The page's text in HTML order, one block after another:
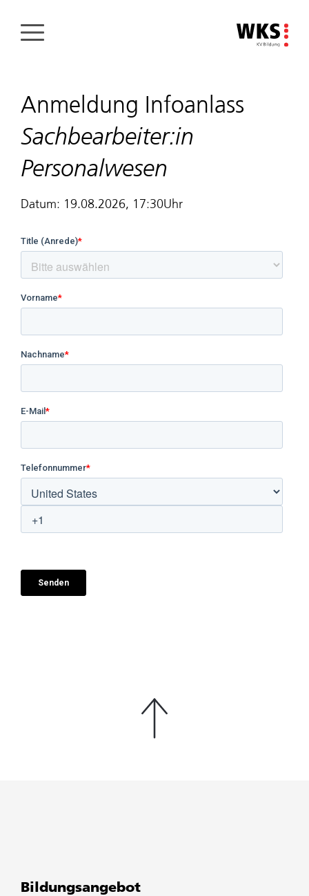
Anmeldung Infoanlass
Sachbearbeiter:in
Personalwesen
Datum: 19.08.2026, 17:30Uhr
Bildungsangebot